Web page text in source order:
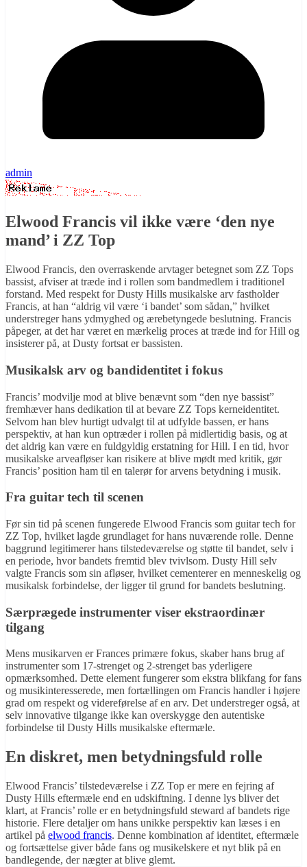
admin
Elwood Francis vil ikke være ‘den nye
mand’ i ZZ Top
Elwood Francis, den overraskende arvtager betegnet som ZZ Tops
bassist, afviser at træde ind i rollen som bandmedlem i traditionel
forstand. Med respekt for Dusty Hills musikalske arv fastholder
Francis, at han “aldrig vil være ‘i bandet’ som sådan,” hvilket
understreger hans ydmyghed og ærebetyngede beslutning. Francis
påpeger, at det har været en mærkelig proces at træde ind for Hill og
insisterer på, at Dusty fortsat er bassisten.
Musikalsk arv og bandidentitet i fokus
Francis’ modvilje mod at blive benævnt som “den nye bassist”
fremhæver hans dedikation til at bevare ZZ Tops kerneidentitet.
Selvom han blev hurtigt udvalgt til at udfylde bassen, er hans
perspektiv, at han kun optræder i rollen på midlertidig basis, og at
det aldrig kan være en fuldgyldig erstatning for Hill. I en tid, hvor
musikalske arveafløser kan risikere at blive mødt med kritik, gør
Francis’ position ham til en talerør for arvens betydning i musik.
Fra guitar tech til scenen
Før sin tid på scenen fungerede Elwood Francis som guitar tech for
ZZ Top, hvilket lagde grundlaget for hans nuværende rolle. Denne
baggrund legitimerer hans tilstedeværelse og støtte til bandet, selv i
en periode, hvor bandets fremtid blev tvivlsom. Dusty Hill selv
valgte Francis som sin afløser, hvilket cementerer en menneskelig og
musikalsk forbindelse, der ligger til grund for bandets beslutning.
Særprægede instrumenter viser ekstraordinær
tilgang
Mens musikarven er Frances primære fokus, skaber hans brug af
instrumenter som 17-strenget og 2-strenget bas yderligere
opmærksomhed. Dette element fungerer som ekstra blikfang for fans
og musikinteresserede, men fortællingen om Francis handler i højere
grad om respekt og videreførelse af en arv. Det understreger også, at
selv innovative tilgange ikke kan overskygge den autentiske
forbindelse til Dusty Hills musikalske eftermæle.
En diskret, men betydningsfuld rolle
Elwood Francis’ tilstedeværelse i ZZ Top er mere en fejring af
Dusty Hills eftermæle end en udskiftning. I denne lys bliver det
klart, at Francis’ rolle er en betydningsfuld steward af bandets rige
historie. Flere detaljer om hans unikke perspektiv kan læses i en
artikel på elwood francis. Denne kombination af identitet, eftermæle
og fortsættelse giver både fans og musikelskere et nyt blik på en
bandlegende, der nægter at blive glemt.